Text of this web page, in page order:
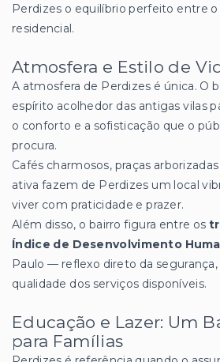
Perdizes o equilíbrio perfeito entre o
residencial.
Atmosfera e Estilo de
A atmosfera de Perdizes é única. O
espírito acolhedor das antigas vilas
o conforto e a sofisticação que o
procura.
Cafés charmosos, praças
ativa fazem de Perdizes um local
viver com praticidade e prazer.
Além disso, o bairro figura entre os
Índice de Desenvolvimento
Paulo — reflexo direto da
qualidade dos serviços disponíveis.
Educação e Lazer: Um
para Famílias